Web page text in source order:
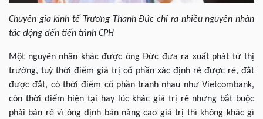
Chuyên gia kinh tế Trương Thanh Đức chỉ ra nhiều nguyên nhân
tác động đến tiến trình CPH
Một nguyên nhân khác được ông Đức đưa ra xuất phát từ thị
trường, tuỳ thời điểm giá trị cổ phần xác định rẻ được rẻ, đắt
được đắt, có thời điểm cổ phần tranh nhau như Vietcombank,
còn thời điểm hiện tại hay lúc khác giá trị rẻ nhưng bắt buộc
phải bán rẻ vì ông định bán nâng cao giá trị thì không khác gì